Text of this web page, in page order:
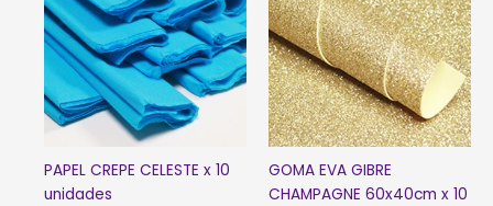
PAPEL CREPE CELESTE x 10
unidades
GOMA EVA GIBRE
CHAMPAGNE 60x40cm x 10